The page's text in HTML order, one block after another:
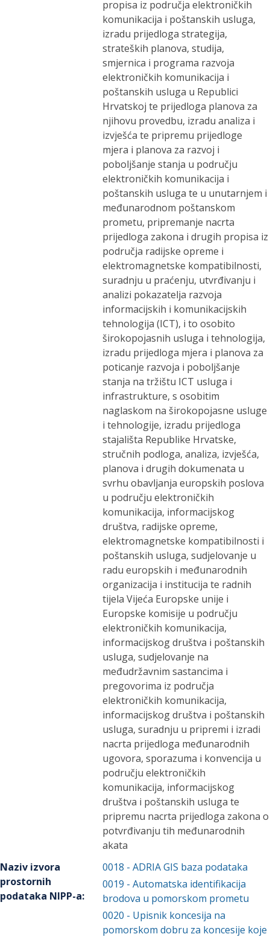
propisa iz područja elektroničkih
komunikacija i poštanskih usluga,
izradu prijedloga strategija,
strateških planova, studija,
smjernica i programa razvoja
elektroničkih komunikacija i
poštanskih usluga u Republici
Hrvatskoj te prijedloga planova za
njihovu provedbu, izradu analiza i
izvješća te pripremu prijedloge
mjera i planova za razvoj i
poboljšanje stanja u području
elektroničkih komunikacija i
poštanskih usluga te u unutarnjem i
međunarodnom poštanskom
prometu, pripremanje nacrta
prijedloga zakona i drugih propisa iz
područja radijske opreme i
elektromagnetske kompatibilnosti,
suradnju u praćenju, utvrđivanju i
analizi pokazatelja razvoja
informacijskih i komunikacijskih
tehnologija (ICT), i to osobito
širokopojasnih usluga i tehnologija,
izradu prijedloga mjera i planova za
poticanje razvoja i poboljšanje
stanja na tržištu ICT usluga i
infrastrukture, s osobitim
naglaskom na širokopojasne usluge
i tehnologije, izradu prijedloga
stajališta Republike Hrvatske,
stručnih podloga, analiza, izvješća,
planova i drugih dokumenata u
svrhu obavljanja europskih poslova
u području elektroničkih
komunikacija, informacijskog
društva, radijske opreme,
elektromagnetske kompatibilnosti i
poštanskih usluga, sudjelovanje u
radu europskih i međunarodnih
organizacija i institucija te radnih
tijela Vijeća Europske unije i
Europske komisije u području
elektroničkih komunikacija,
informacijskog društva i poštanskih
usluga, sudjelovanje na
međudržavnim sastancima i
pregovorima iz područja
elektroničkih komunikacija,
informacijskog društva i poštanskih
usluga, suradnju u pripremi i izradi
nacrta prijedloga međunarodnih
ugovora, sporazuma i konvencija u
području elektroničkih
komunikacija, informacijskog
društva i poštanskih usluga te
pripremu nacrta prijedloga zakona o
potvrđivanju tih međunarodnih
akata
Naziv izvora
prostornih
podataka NIPP-a:
0018 -ADRIA GIS baza podataka
0019 -Automatska identifikacija
brodova u pomorskom prometu
0020 - Upisnik koncesija na
pomorskom dobru za koncesije koje